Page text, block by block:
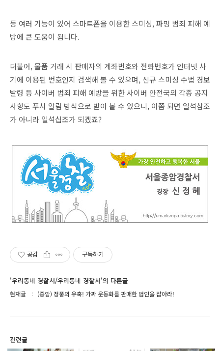
등 여러 기능이 있어 스마트폰을 이용한 스미싱, 파밍 범죄 피해 예
방에 큰 도움이 됩니다.
더불어, 물품 거래 시 판매자의 계좌번호와 전화번호가 인터넷 사
기에 이용된 번호인지 검색해 볼 수 있으며, 신규 스미싱 수법 경보
발령 등 사이버 범죄 피해 예방을 위한 사이버 안전국의 각종 공지
사항도 푸시 알림 방식으로 받아 볼 수 있으니, 이쯤 되면 일석삼조
가 아니라 일석십조가 되겠죠?
공감 구독하기
'우리동네 경찰서/우리동네 경찰서'의 다른글
현재글 (종암) 정품의 유혹! 가짜 운동화를 판매한 범인을 잡아라!
관련글